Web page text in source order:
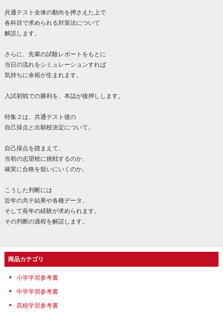
共通テスト全体の動向を押さえた上で
各科目で求められる対策法について
解説します。
さらに、先輩の試験レポートをもとに
当日の流れをシミュレーションすれば
気持ちに余裕が生まれます。
入試初戦での勝利を、本誌が後押しします。
特集２は、共通テスト後の
自己採点と出願校決定について。
自己採点を踏まえて、
当初の志望校に挑戦するのか、
確実に合格を狙いにいくのか。
こうした判断には
近年の共テ結果や各種データ、
そして長年の経験が求められます。
その判断の過程を解説します。
商品カテゴリ
小学学習参考書
中学学習参考書
高校学習参考書